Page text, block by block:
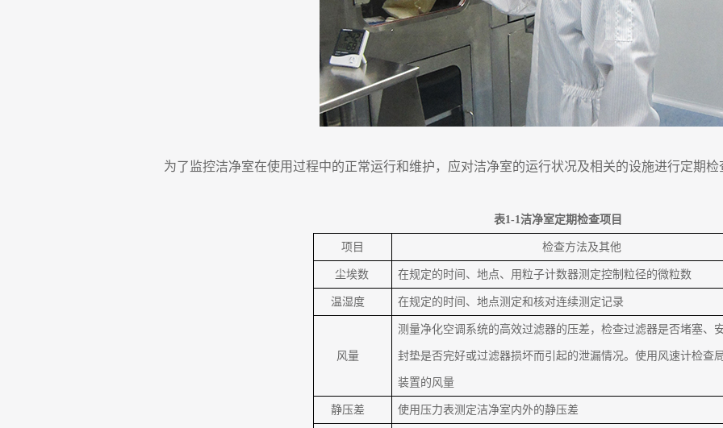
为了监控洁净室在使用过程中的正常运行和维护，应对洁净室的运行状况及相关的设施进行定期检
表1-1洁净室定期检查项目
项目 检查方法及其他
尘埃数 在规定的时间、地点、用粒子计数器测定控制粒径的微粒数
温湿度 在规定的时间、地点测定和核对连续测定记录
风量
测量净化空调系统的高效过滤器的压差，检查过滤器是否堵塞、
封垫是否完好或过滤器损坏而引起的泄漏情况。使用风速计检查
装置的风量
静压差 使用压力表测定洁净室内外的静压差